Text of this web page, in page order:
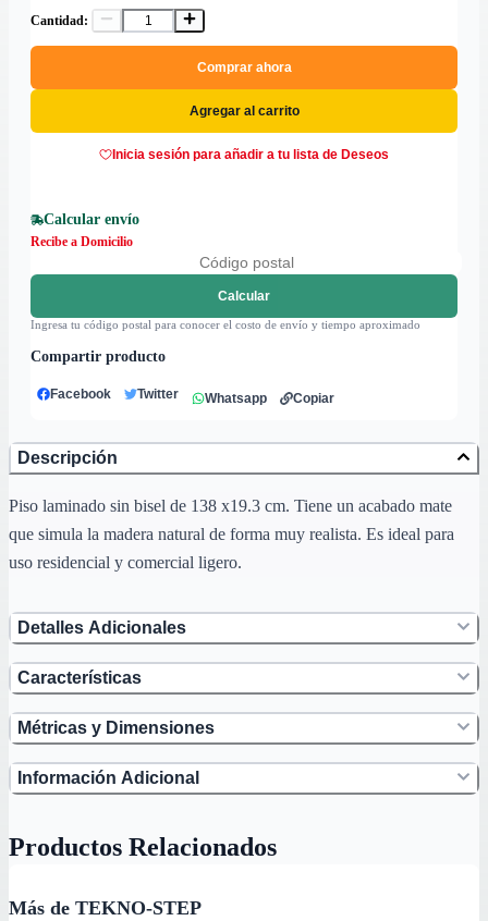
Cantidad:
Comprar ahora
Agregar al carrito
Inicia sesión para añadir a tu lista de Deseos
Calcular envío
Recibe a Domicilio
Calcular
Ingresa tu código postal para conocer el costo de envío y tiempo aproximado
Compartir producto
Facebook Twitter Whatsapp Copiar
Descripción
Piso laminado sin bisel de 138 x19.3 cm. Tiene un acabado mate
que simula la madera natural de forma muy realista. Es ideal para
uso residencial y comercial ligero.
Detalles Adicionales
Características
Métricas y Dimensiones
Información Adicional
Productos Relacionados
Más de TEKNO-STEP